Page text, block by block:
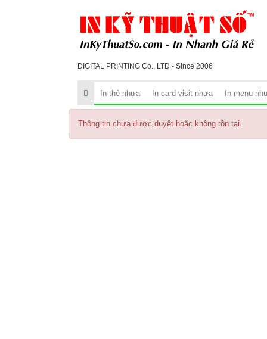
DIGITAL PRINTING Co., LTD - Since 2006
In thẻ nhựa In card visit nhựa In menu
Thông tin chưa được duyệt hoặc không tồn tại.